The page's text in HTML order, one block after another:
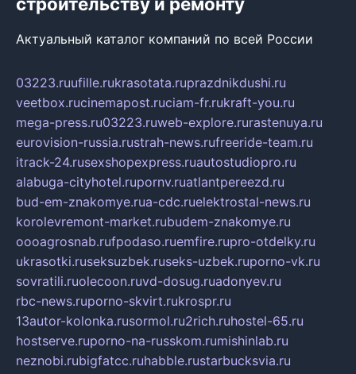
Актуальный каталог компаний по всей России
03223.ruufille.rukrasotata.ruprazdnikdushi.ru
veetbox.rucinemapost.ruciam-fr.rukraft-you.ru
mega-press.ru03223.ruweb-explore.rurastenuya.ru
eurovision-russia.rustrah-news.rufreeride-team.ru
itrack-24.rusexshopexpress.ruautostudiopro.ru
alabuga-cityhotel.rupornv.ruatlantpereezd.ru
bud-em-znakomye.rua-cdc.ruelektrostal-news.ru
korolevremont-market.rubudem-znakomye.ru
oooagrosnab.rufpodaso.ruemfire.rupro-otdelky.ru
ukrasotki.ruseksuzbek.ruseks-uzbek.ruporno-vk.ru
sovratili.ruolecoon.ruvd-dosug.ruadonyev.ru
rbc-news.ruporno-skvirt.rukrospr.ru
13autor-kolonka.rusormol.ru2rich.ruhostel-65.ru
hostserve.ruporno-na-russkom.rumishinlab.ru
neznobi.rubigfatcc.ruhabble.rustarbucksvia.ru